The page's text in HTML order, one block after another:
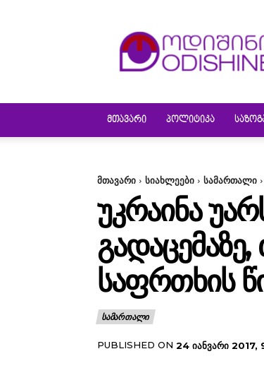
ᲛᲗᲐᲕᲐᲠᲘ ᲞᲝᲚᲘᲢᲘᲙᲐ
მთავარი სიახლეები სამართალი
ᲣᲙᲠᲐᲘᲜᲐ
ᲡᲐᲤᲠᲗᲮᲘᲡ
ᲡᲐᲛᲐᲠᲗᲐᲚᲘ
PUBLISHED ON 24 ᲘᲐᲜᲕᲐᲠᲘ 2017,